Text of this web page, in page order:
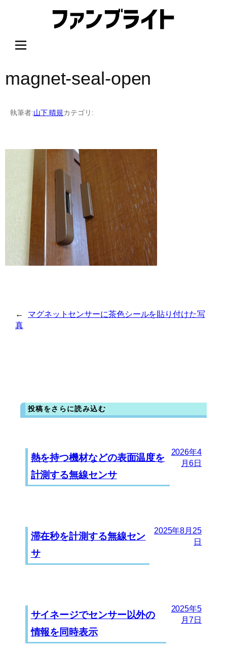
プ
magnet-seal-open
執筆者:山下 晴規 カテゴリ:
←
マグネットセンサーに茶色シールを貼り付けた写
真
投稿をさらに読み込む
熱を持つ機材などの表面温度を
計測する無線センサ
2026年4
月6日
滞在秒を計測する無線セン
サ
2025年8月25
日
サイネージでセンサー以外の
情報を同時表示
2025年5
月7日